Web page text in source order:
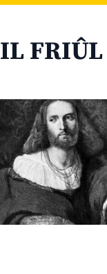
IL FRIÛL